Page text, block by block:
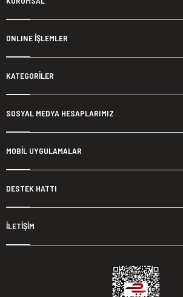
ONLINE İŞLEMLER
KATEGORİLER
SOSYAL MEDYA HESAPLARIMIZ
MOBİL UYGULAMALAR
DESTEK HATTI
İLETİŞİM